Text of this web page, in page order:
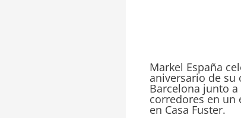
Markel España
aniversario de su
Barcelona junto
corredores en un
en Casa Fuster.